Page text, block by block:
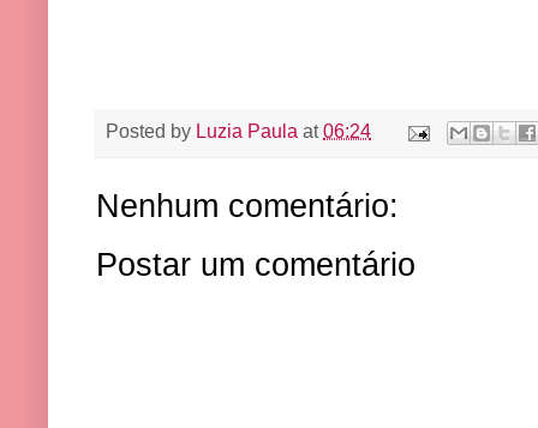
Posted by Luzia Paula at06:24
Nenhum comentário:
Postar um comentário